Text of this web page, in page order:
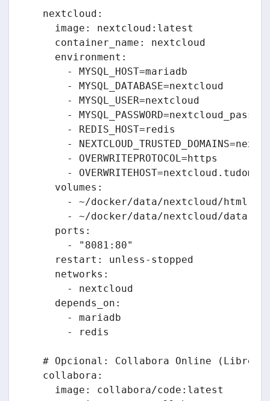
  nextcloud:
    image: nextcloud:latest
    container_name: nextcloud
    environment:
      - MYSQL_HOST=mariadb
      - MYSQL_DATABASE=nextcloud
      - MYSQL_USER=nextcloud
-
      - REDIS_HOST=redis
-
      - OVERWRITEPROTOCOL=https
-
    volumes:
- ~/docker/data/nextcloud/html:/
- ~/docker/data/nextcloud/data:/
    ports:
      - "8081:80"
    restart: unless-stopped
    networks:
      - nextcloud
    depends_on:
      - mariadb
      - redis
# Opcional: Collabora Online
  collabora:
    image: collabora/code:latest